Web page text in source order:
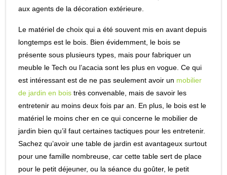
aux agents de la décoration extérieure.
Le matériel de choix qui a été souvent mis en avant depuis
longtemps est le bois. Bien évidemment, le bois se
présente sous plusieurs types, mais pour fabriquer un
meuble le Tech ou l’acacia sont les plus en vogue. Ce qui
est intéressant est de ne pas seulement avoir un mobilier
de jardin en bois très convenable, mais de savoir les
entretenir au moins deux fois par an. En plus, le bois est le
matériel le moins cher en ce qui concerne le mobilier de
jardin bien qu’il faut certaines tactiques pour les entretenir.
Sachez qu’avoir une table de jardin est avantageux surtout
pour une famille nombreuse, car cette table sert de place
pour le petit déjeuner, ou la séance du goûter, le petit